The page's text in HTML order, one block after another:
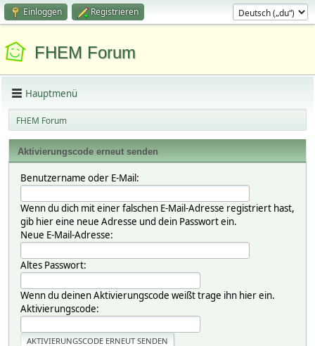
Einloggen Registrieren
FHEM Forum
Hauptmenü
FHEM Forum
Aktivierungscode erneut senden
Benutzername oder E-Mail:
Wenn du dich mit einer falschen E-Mail-Adresse registriert hast,
gib hier eine neue Adresse und dein Passwort ein.
Neue E-Mail-Adresse:
Altes Passwort:
Wenn du deinen Aktivierungscode weißt trage ihn hier ein.
Aktivierungscode: